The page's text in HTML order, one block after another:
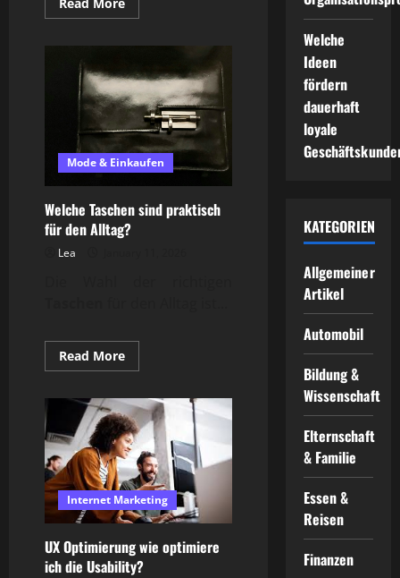
more
dynamischen
Märkten
Mode & Einkaufen
Welche Taschen sind praktisch
für den Alltag?
Lea
Read MoreRead
more
Taschen
sind
praktisch
für
den
Alltag?
Internet Marketing
UX Optimierung wie optimiere
ich die Usability?
Welche
Ideen
fördern
dauerhaft
loyale
KATEGORIEN
Allgemeiner
Artikel
Automobil
Bildung &
Wissenschaft
Elternschaft
& Familie
Essen &
Reisen
Finanzen